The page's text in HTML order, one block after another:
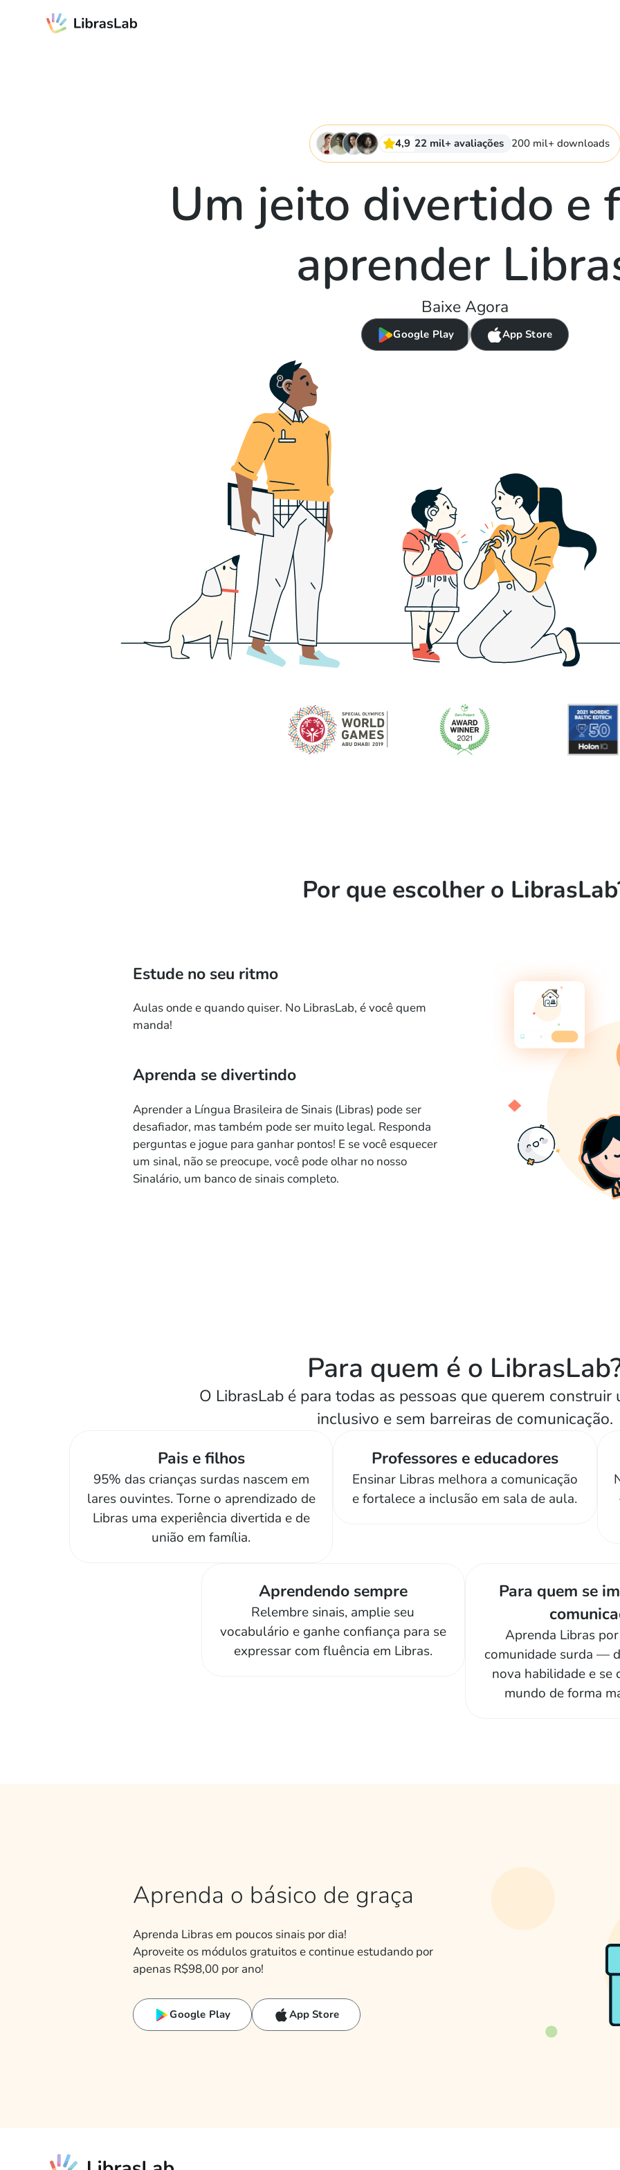
4,9 22 mil+ avaliações 200 mil+ downloads
Um jeito divertido e
aprender
Baixe Agora
Google Play App Store
Por que escolher o
Estude no seu ritmo
Aulas onde e quando quiser. No LibrasLab, é você quem
manda!
Aprenda se divertindo
Aprender a Língua Brasileira de Sinais (Libras) pode ser
desafiador, mas também pode ser muito legal. Responda
perguntas e jogue para ganhar pontos! E se você esquecer
um sinal, não se preocupe, você pode olhar no nosso
Sinalário, um banco de sinais completo.
Para quem é o
O LibrasLab é para todas as pessoas que querem
inclusivo e sem barreiras de comunicação.
Pais e filhos
95% das crianças surdas nascem em
lares ouvintes. Torne o aprendizado de
Libras uma experiência divertida e de
união em família.
Professores e educadores
Ensinar Libras melhora a comunicação
e fortalece a inclusão em sala de aula.
Aprendendo sempre
Relembre sinais, amplie seu
vocabulário e ganhe confiança para se
expressar com fluência em Libras.
Para quem se
Aprenda Libras
comunidade surda —
nova habilidade e se
mundo de forma
Aprenda o básico de graça
Aprenda Libras em poucos sinais por dia!
Aproveite os módulos gratuitos e continue estudando por
apenas R$98,00 por ano!
Google Play App Store